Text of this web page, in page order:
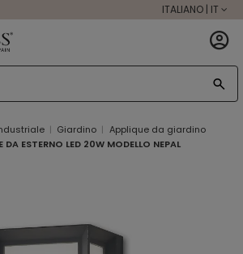
ITALIANO | IT
Giardino
Applique da giardino
ESTERNO LED 20W MODELLO NEPAL